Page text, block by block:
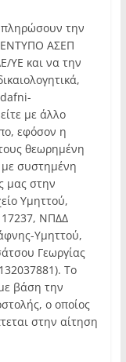
την
ΕΝΤΥΠΟ ΑΣΕΠ
και να την
με άλλο
εφόσον η
θεωρημένη
συστημένη
μας στην
Υμηττού,
ΝΠΔΔ
Υμηττού,
Γεωργίας
Το
βάση την
ο οποίος
στην αίτηση